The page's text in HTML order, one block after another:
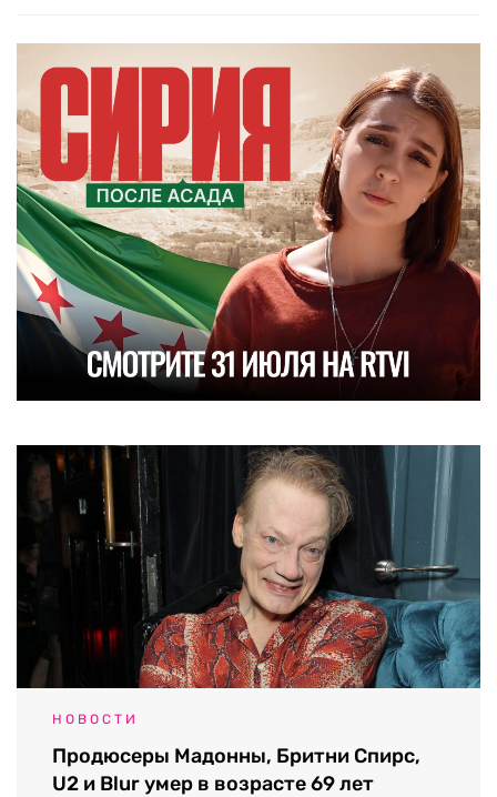
НОВОСТИ
Продюсеры Мадонны, Бритни Спирс,
U2 и Blur умер в возрасте 69 лет